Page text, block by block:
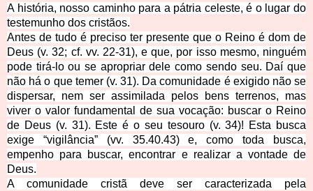
A história, nosso caminho para a pátria celeste, é o lugar do
testemunho dos cristãos.
Antes de tudo é preciso ter presente que o Reino é dom de
Deus (v. 32; cf. vv. 22-31), e que, por isso mesmo, ninguém
pode tirá-lo ou se apropriar dele como sendo seu. Daí que
não há o que temer (v. 31). Da comunidade é exigido não se
dispersar, nem ser assimilada pelos bens terrenos, mas
viver o valor fundamental de sua vocação: buscar o Reino
de Deus (v. 31). Este é o seu tesouro (v. 34)! Esta busca
exige “vigilância” (vv. 35.40.43) e, como toda busca,
empenho para buscar, encontrar e realizar a vontade de
Deus.
A comunidade cristã deve ser caracterizada pela